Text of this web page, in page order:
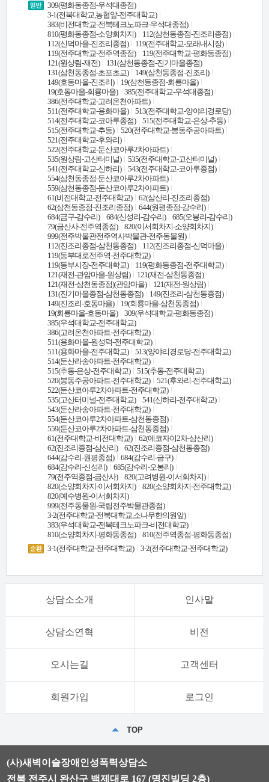
309(평화동종점-우석대종점)
3-1(전북대학교,농협앞-전주대학교)
383(비전대학교-전북테크노파크-우석대종점)
810(평화동종점-소양회차지)
112(삼천동종점-진조리종점)
112(신덕마을-진조리종점)
119(전주대학교-모래내시장)
119(전주대학교-전주역종점)
119(전주대학교-평화동종점)
121(원상림-재전)
131(삼천동종점-진기마을종점)
131(삼천동종점-초포초교)
149(삼천동종점-진조리)
149(호동마을-진조리)
19(삼천동종점-회룡마을)
19(호동마을-회룡마을)
385(전주대학교-우석대종점)
386(전주대학교-고려온천아파트)
511(전주대학교-용화마을)
513(전주대학교-양야리경로당)
514(전주대학교-코아루종점)
515(전주대학교-은상-추동)
515(전주대학교-추동)
520(전주대학교-봉동주공아파트)
521(전주대학교-후와리)
522(전주대학교-둔산코아루2차아파트)
535(원상림-고산터미널)
535(전주대학교-고산터미널)
541(전주대학교-신하리)
543(전주대학교-코아루종점)
554(삼천동종점-둔산코아루2차아파트)
559(삼천동종점-둔산코아루2차아파트)
61(비전대학교-전주대학교)
62(삼산리-진조리종점)
62(삼천동종점-진조리종점)
644(원평종점-감수리)
684(금구-감수리)
684(신성리-감수리)
685(오봉리-감수리)
79(금산사-전주역종점)
820(이서회차지-소양회차지)
999(전주박물관전주역사박물관-전주동물원)
112(진조리종점-삼천동종점)
112(진조리종점-신덕마을)
119(동부대로전주역-전주대학교)
119(동부시장-전주대학교)
119(평화동종점-전주대학교)
121(재전-관암마을-원상림)
121(재전-삼천동종점)
121(재전-삼천동종점)(관암마을)
121(재전-원상림)
131(진기마을종점-삼천동종점)
149(진조리-삼천동종점)
149(진조리-호동마을)
19(회룡마을-삼천동종점)
19(회룡마을-호동마을)
309(우석대학교-평화동종점)
385(우석대학교-전주대학교)
386(고려온천아파트-전주대학교)
511(용화마을-원성덕-전주대학교)
511(용화마을-전주대학교)
513(양야리경로당-전주대학교)
514(둔산라송아파트-전주대학교)
515(추동-은상-전주대학교)
515(추동-전주대학교)
520(봉동주공아파트-전주대학교)
521(후와리-전주대학교)
522(둔산코아루2차아파트-전주대학교)
535(고산터미널-전주대학교)
541(신하리-전주대학교)
543(둔산라송아파트-전주대학교)
554(둔산코아루2차아파트-삼천동종점)
559(둔산코아루2차아파트-삼천동종점)
61(전주대학교-비전대학교)
62(에코자이2차-삼산리)
62(진조리종점-삼산리)
62(진조리종점-삼천동종점)
644(감수리-원평종점)
684(감수리-금구)
684(감수리-신성리)
685(감수리-오봉리)
79(전주역종점-금산사)
820(고려병원-이서회차지)
820(소양회차지-이서회차지)
820(소양회차지-전주대학교)
820(예수병원-이서회차지)
999(전주동물원-국립전주박물관종점)
3-2(전주대학교-전북대학교,소나무한의원앞)
383(우석대학교-전북테크노파크-비전대학교)
810(소양회차지-평화동종점)
810(전주역종점-평화동종점)
3-1(전주대학교-전주대학교)
3-2(전주대학교-전주대학교)
상담소소개 인사말
상담소연혁 비전
오시는길 고객센터
회원가입 로그인
TOP
(사)새벽이슬장애인성폭력상담소
전북 전주시 완산구 백제대로 167 (명진빌딩 2층)